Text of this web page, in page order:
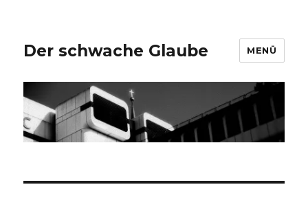
Der schwache Glaube MENÜ